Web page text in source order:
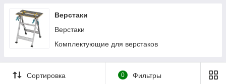
Верстаки
Верстаки
Комплектующие для верстаков
Сортировка 0 Фильтры